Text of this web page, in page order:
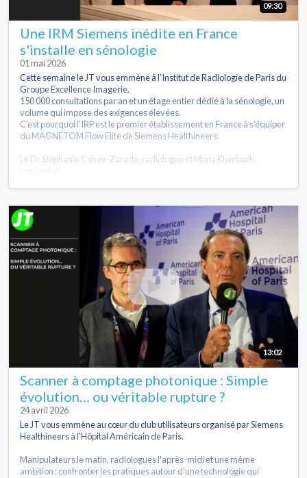
09:30
Une IRM Siemens inédite en France
s'installe en sénologie
01 mai 2026
Cette semaine le JT vous emmène à l’Institut de Radiologie de Paris du
Groupe Excellence Imagerie.
150 000 consultations par an et un étage entier dédié à la sénologie, un
volume qui impose des exigences élevées.
C’est pourquoi l'IRP est le premier établissement en France à s'équiper
du MAGNETOM Flow Elite de Siemens Healthineers.
Le Dr Stéphanie Cohen-Zarade, radiologue et Mona Kherbach,
13:02
Scanner à comptage photonique : Simple
évolution… ou véritable rupture ?
24 avril 2026
Le JT vous emmène au cœur du club utilisateurs organisé par Siemens
Healthineers à l'Hôpital Américain de Paris.
Manipulateurs le matin, radiologues l'après-midi et une même
ambition : confronter les pratiques autour d'une technologie qui